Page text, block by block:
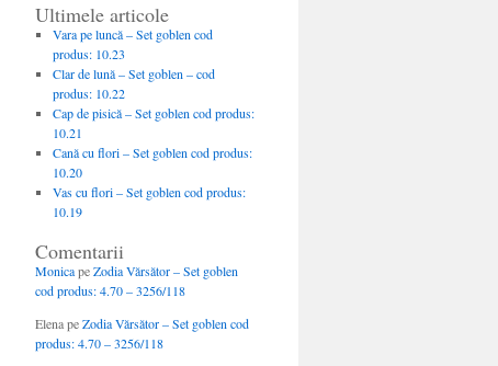
Ultimele articole
Vara pe luncă – Set goblen cod
produs: 10.23
Clar de lună – Set goblen – cod
produs: 10.22
Cap de pisică – Set goblen cod produs:
10.21
Cană cu flori – Set goblen cod produs:
10.20
Vas cu flori – Set goblen cod produs:
10.19
Comentarii
MonicapeZodia Vărsător – Set goblen
cod produs: 4.70 – 3256/118
ElenapeZodia Vărsător – Set goblen cod
produs: 4.70 – 3256/118